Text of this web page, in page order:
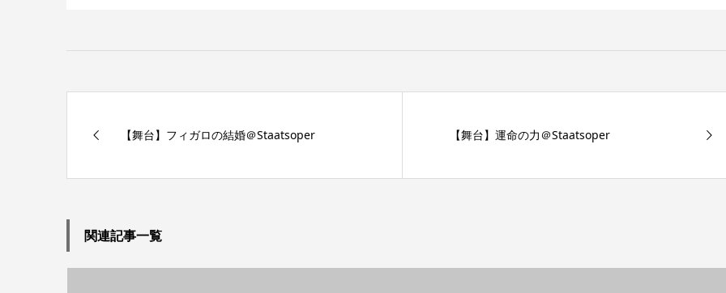
【舞台】フィガロの結婚＠Staatsoper 【舞台】運命の力＠Staatsoper
関連記事一覧